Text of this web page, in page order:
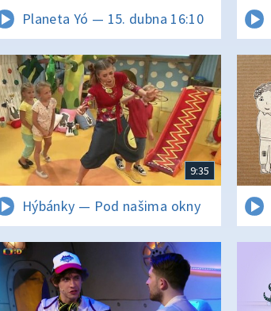
Planeta Yó — 15. dubna 16:10
9:35
Hýbánky — Pod našima okny